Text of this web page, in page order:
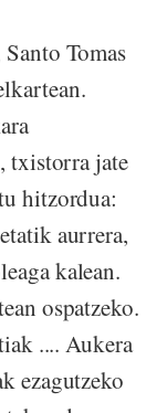
Tomas
txistorra jate
hitzordua:
aurrera,
kalean.
ospatzeko.
.... Aukera
ezagutzeko